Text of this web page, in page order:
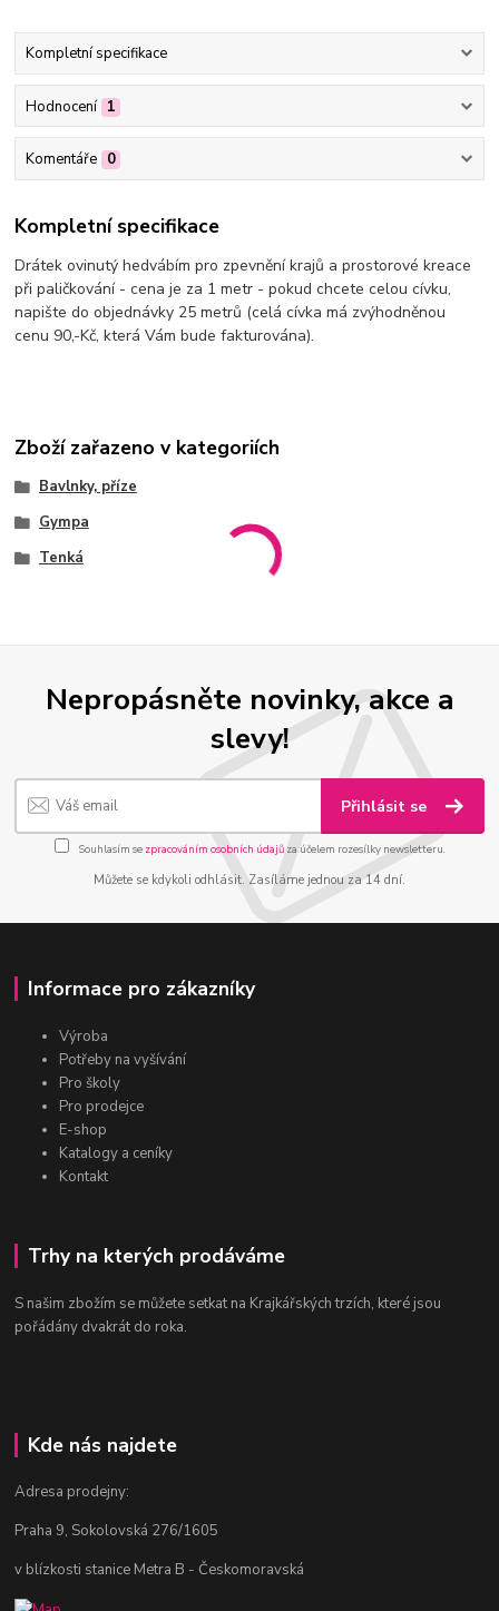
Kompletní specifikace
Hodnocení 1
Komentáře 0
Kompletní specifikace
Drátek ovinutý hedvábím pro zpevnění krajů a prostorové kreace
při paličkování - cena je za 1 metr - pokud chcete celou cívku,
napište do objednávky 25 metrů (celá cívka má zvýhodněnou
cenu 90,-Kč, která Vám bude fakturována).
Zboží zařazeno v kategoriích
Bavlnky, příze
Gympa
Tenká
Nepropásněte novinky, akce a
slevy!
Přihlásit se
Souhlasím se zpracováním osobních údajůza účelem rozesílky newsletteru.
Můžete se kdykoli odhlásit. Zasíláme jednou za 14 dní.
Informace pro zákazníky
Výroba
Potřeby na vyšívání
Pro školy
Pro prodejce
E-shop
Katalogy a ceníky
Kontakt
Trhy na kterých prodáváme
S našim zbožím se můžete setkat na Krajkářských trzích, které jsou
pořádány dvakrát do roka.
Kde nás najdete
Adresa prodejny:
Praha 9, Sokolovská 276/1605
v blízkosti stanice Metra B - Českomoravská